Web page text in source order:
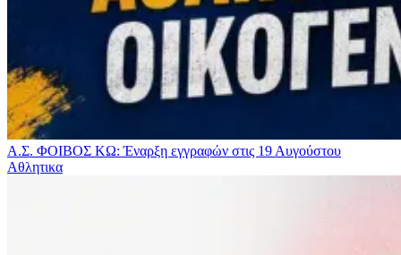
Α.Σ. ΦΟΙΒΟΣ ΚΩ: Έναρξη εγγραφών στις 19 Αυγούστου
Αθλητικα